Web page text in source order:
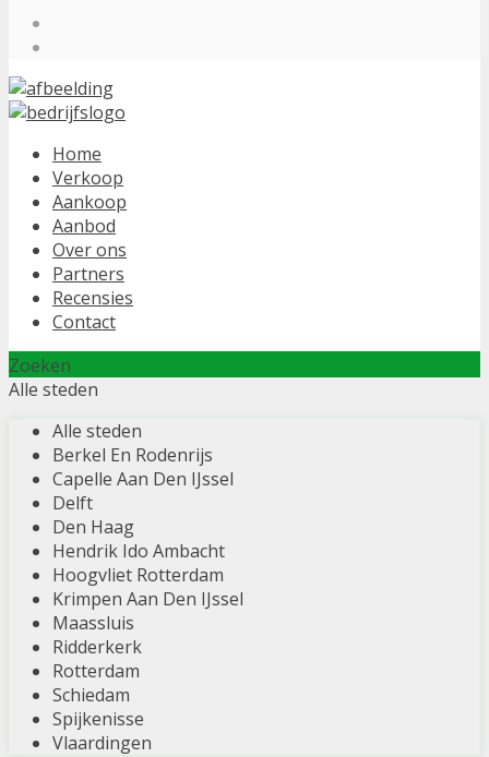
Home
Verkoop
Aankoop
Aanbod
Over ons
Partners
Recensies
Contact
Zoeken
Alle steden
Alle steden
Berkel En Rodenrijs
Capelle Aan Den IJssel
Delft
Den Haag
Hendrik Ido Ambacht
Hoogvliet Rotterdam
Krimpen Aan Den IJssel
Maassluis
Ridderkerk
Rotterdam
Schiedam
Spijkenisse
Vlaardingen